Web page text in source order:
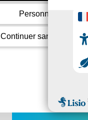
Personnaliser
Continuer sans accepter